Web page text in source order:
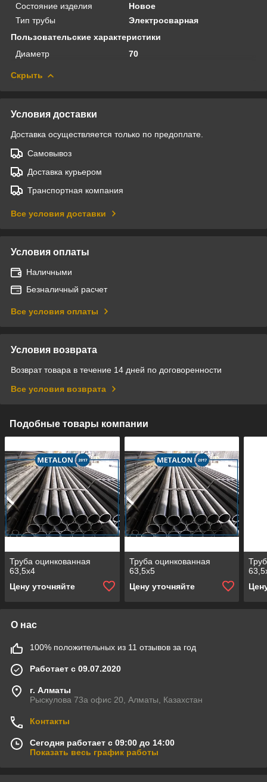
Состояние изделия
Новое
Тип трубы
Электросварная
Пользовательские характеристики
Диаметр
70
Скрыть
Условия доставки
Доставка осуществляется только по предоплате.
Самовывоз
Доставка курьером
Транспортная компания
Все условия доставки
Условия оплаты
Наличными
Безналичный расчет
Все условия оплаты
Условия возврата
Возврат товара в течение 14 дней по договоренности
Все условия возврата
Подобные товары компании
Труба оцинкованная
63,5х4
Цену уточняйте
Труба оцинкованная
63,5х5
Цену уточняйте
О нас
100% положительных из 11 отзывов за год
Работает с 09.07.2020
г. Алматы
Рыскулова 73а офис 20, Алматы, Казахстан
Контакты
Сегодня работает с 09:00 до 14:00
Показать весь график работы